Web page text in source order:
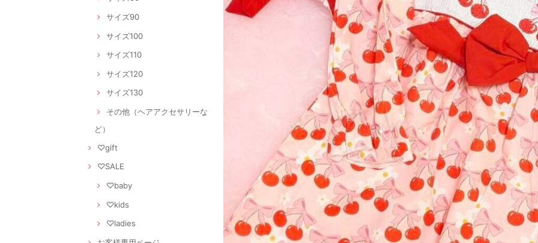
サイズ90
サイズ100
サイズ110
サイズ120
サイズ130
その他（ヘアアクセサリーな
ど）
♡gift
♡SALE
♡baby
♡kids
♡ladies